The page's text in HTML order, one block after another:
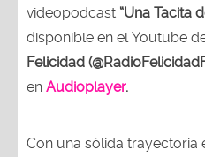
videopodcast “Una Tacita
disponible en el Youtube
Felicidad
en Audioplayer.
Con una sólida trayectoria